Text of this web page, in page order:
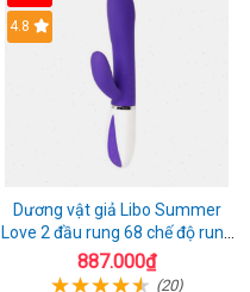
4.8
Dương vật giả Libo Summer
Love 2 đầu rung 68 chế độ rung
sạc pin thỏa mãn
887.000₫
(20)